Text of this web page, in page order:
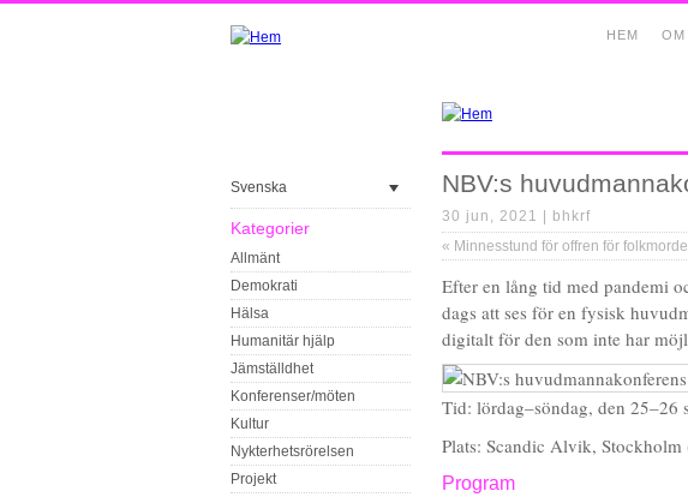
OM
HEM
Svenska
Kategorier
Allmänt
Demokrati
Hälsa
Humanitär hjälp
Jämställdhet
Konferenser/möten
Kultur
Nykterhetsrörelsen
Projekt
NBV:s
30 jun, 2021 |
bhkrf
« Minnesstund för offren för folkmordet i
Efter en lång tid med pandemi
dags att ses för en fysisk
digitalt för den som inte har
Tid: lördag–söndag, den 25–26
Plats: Scandic Alvik,
Program